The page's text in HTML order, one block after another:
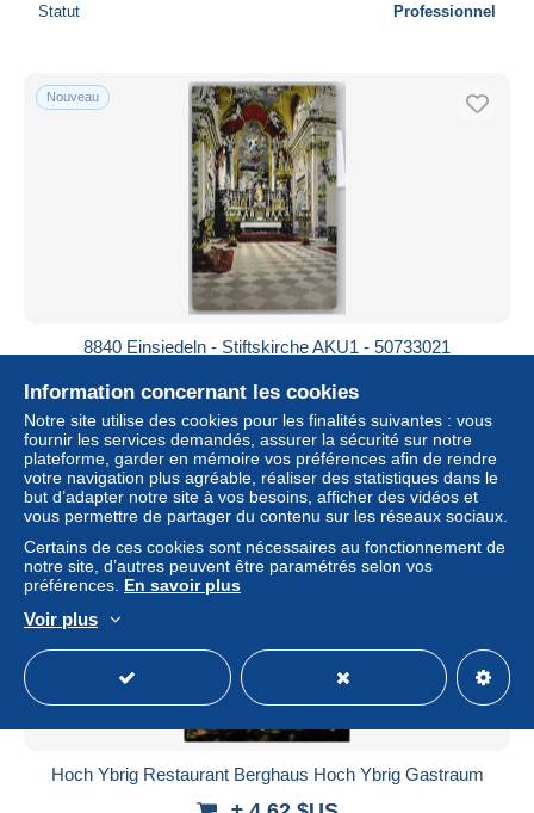
Statut Professionnel
Nouveau
8840 Einsiedeln - Stiftskirche AKU1 - 50733021
± 4,62 $US
Statut Professionnel
Nouveau
Hoch Ybrig Restaurant Berghaus Hoch Ybrig Gastraum
Information concernant les cookies
Notre site utilise des cookies pour les finalités suivantes : vous
fournir les services demandés, assurer la sécurité sur notre
plateforme, garder en mémoire vos préférences afin de rendre
votre navigation plus agréable, réaliser des statistiques dans le
but d’adapter notre site à vos besoins, afficher des vidéos et
vous permettre de partager du contenu sur les réseaux sociaux.
Certains de ces cookies sont nécessaires au fonctionnement de
notre site, d’autres peuvent être paramétrés selon vos
préférences. En savoir plus
Voir plus